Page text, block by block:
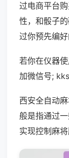
过电商平台
性，和骰子
过你预先编好
若你在仪器
加微信号;
西安全自动
般是指通过
实现控制麻